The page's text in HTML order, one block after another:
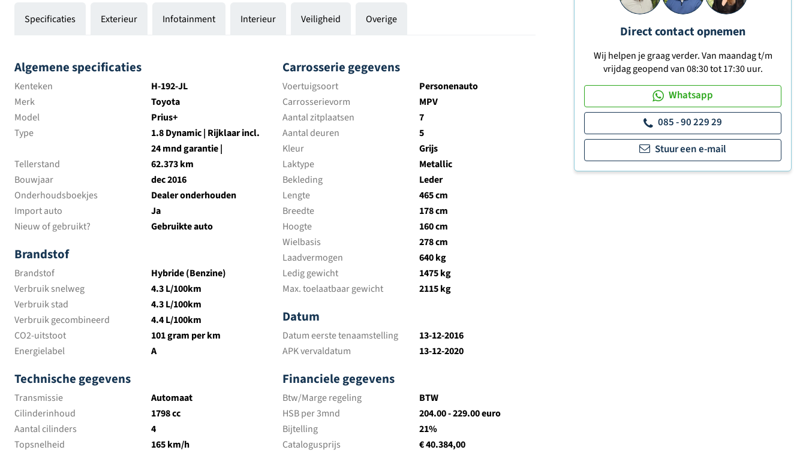
Specificaties Exterieur Infotainment Interieur Veiligheid Overige
Algemene specificaties
Kenteken
H-192-JL
Merk
Toyota
Model
Prius+
Type
1.8 Dynamic | Rijklaar incl.
24 mnd garantie |
Tellerstand
62.373 km
Bouwjaar
dec 2016
Onderhoudsboekjes
Dealer onderhouden
Import auto
Ja
Nieuw of gebruikt?
Gebruikte auto
Brandstof
Brandstof
Hybride (Benzine)
Verbruik snelweg
4.3 L/100km
Verbruik stad
4.3 L/100km
Verbruik gecombineerd
4.4 L/100km
CO2-uitstoot
101 gram per km
Energielabel
A
Technische gegevens
Transmissie
Automaat
Cilinderinhoud
1798 cc
Aantal cilinders
4
Topsnelheid
165 km/h
Carrosserie gegevens
Voertuigsoort
Personenauto
Carrosserievorm
MPV
Aantal zitplaatsen
7
Aantal deuren
5
Kleur
Grijs
Laktype
Metallic
Bekleding
Leder
Lengte
465 cm
Breedte
178 cm
Hoogte
160 cm
Wielbasis
278 cm
Laadvermogen
640 kg
Ledig gewicht
1475 kg
Max. toelaatbaar gewicht
2115 kg
Datum
Datum eerste tenaamstelling
13-12-2016
APK vervaldatum
13-12-2020
Financiele gegevens
Btw/Marge regeling
BTW
HSB per 3mnd
204.00 - 229.00 euro
Bijtelling
21%
Catalogusprijs
€ 40.384,00
Direct contact opnemen
Wij helpen je graag verder. Van maandag t/m
vrijdag geopend van 08:30 tot 17:30 uur.
Whatsapp
085 - 90 229 29
Stuur een e-mail